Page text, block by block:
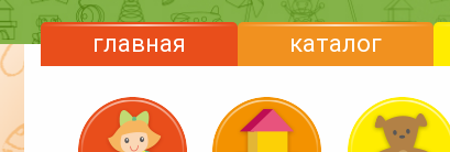
главная каталог